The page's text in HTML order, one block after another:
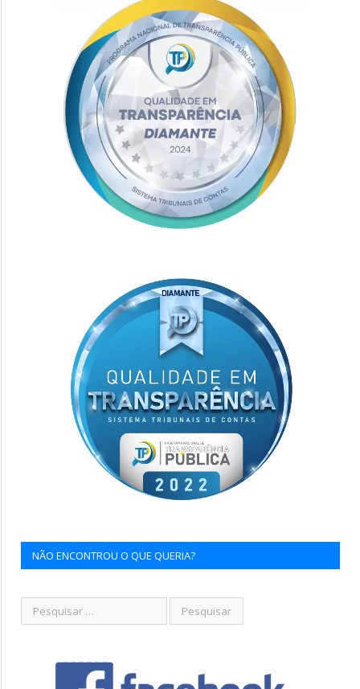
NÃO ENCONTROU O QUE QUERIA?